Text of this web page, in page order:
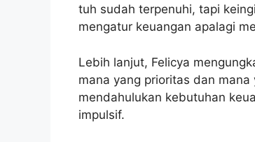
tuh sudah terpenuhi, tapi
mengatur keuangan apalagi
Lebih lanjut, Felicya
mana yang prioritas dan mana
mendahulukan kebutuhan
impulsif.